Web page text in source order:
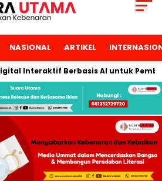
NASIONAL ARTIKEL
Interaktif Berbasis AI untuk